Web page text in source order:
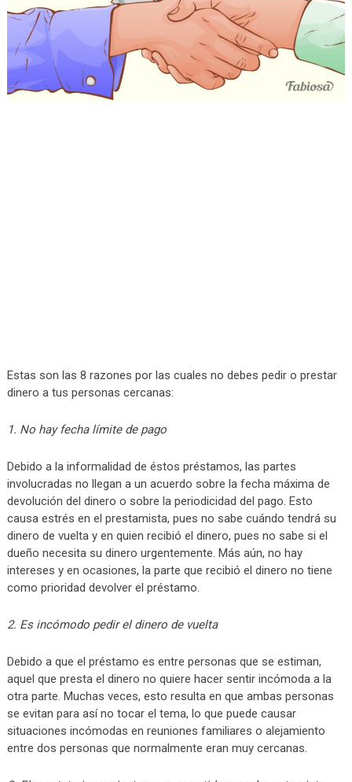
Estas son las 8 razones por las cuales no debes pedir o prestar
dinero a tus personas cercanas:
1. No hay fecha límite de pago
Debido a la informalidad de éstos préstamos, las partes
involucradas no llegan a un acuerdo sobre la fecha máxima de
devolución del dinero o sobre la periodicidad del pago. Esto
causa estrés en el prestamista, pues no sabe cuándo tendrá su
dinero de vuelta y en quien recibió el dinero, pues no sabe si el
dueño necesita su dinero urgentemente. Más aún, no hay
intereses y en ocasiones, la parte que recibió el dinero no tiene
como prioridad devolver el préstamo.
2. Es incómodo pedir el dinero de vuelta
Debido a que el préstamo es entre personas que se estiman,
aquel que presta el dinero no quiere hacer sentir incómoda a la
otra parte. Muchas veces, esto resulta en que ambas personas
se evitan para así no tocar el tema, lo que puede causar
situaciones incómodas en reuniones familiares o alejamiento
entre dos personas que normalmente eran muy cercanas.